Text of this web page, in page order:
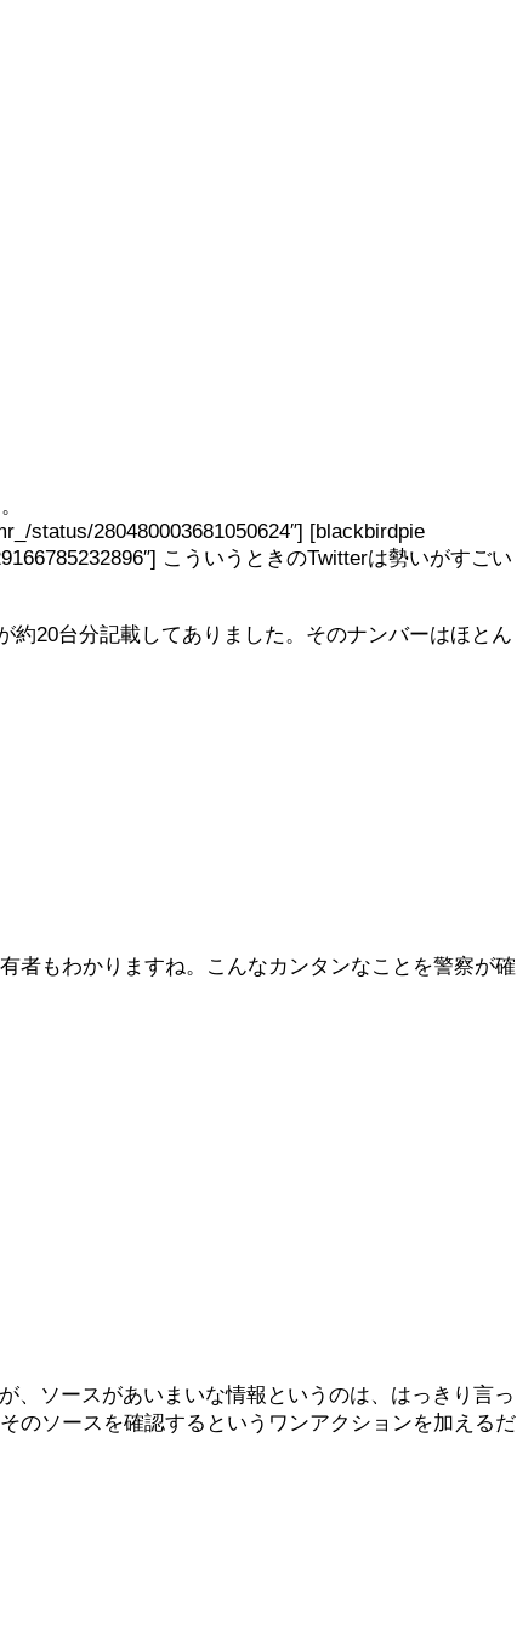
status/280480003681050624″] [blackbirdpie
こういうときのTwitterは勢いがすごい
20台分記載してありました。そのナンバーはほとん
者もわかりますね。こんなカンタンなことを警察が確
、ソースがあいまいな情報というのは、はっきり言っ
のソースを確認するというワンアクションを加えるだ